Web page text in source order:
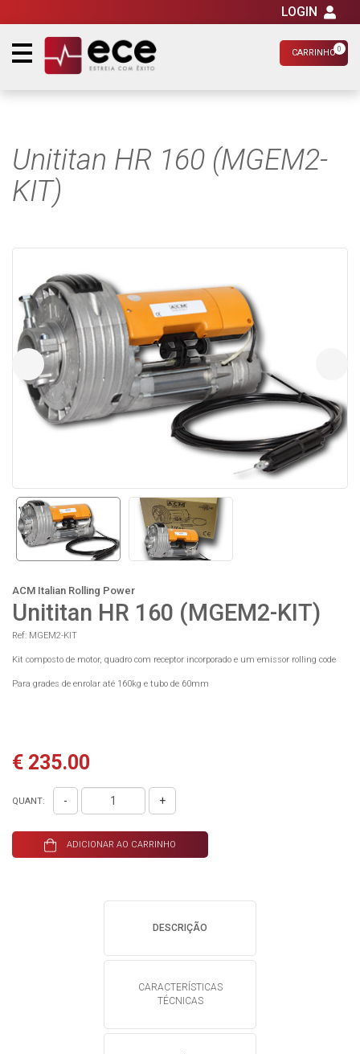
CARRINHO 0
LOGIN
Unititan HR 160 (MGEM2-
KIT)
ACM Italian Rolling Power
Unititan HR 160 (MGEM2-KIT)
Ref: MGEM2-KIT
Kit composto de motor, quadro com receptor incorporado e um emissor rolling code
Para grades de enrolar até 160kg e tubo de 60mm
€ 235.00
QUANT: - +
ADICIONAR AO CARRINHO
DESCRIÇÃO
CARACTERÍSTICAS
TÉCNICAS